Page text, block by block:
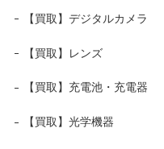
【買取】デジタルカメラ
【買取】レンズ
【買取】充電池・充電器
【買取】光学機器